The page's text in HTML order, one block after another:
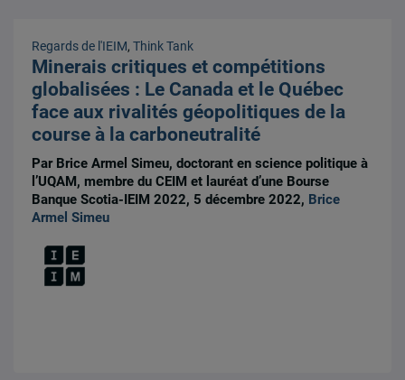
Regards de l'IEIM,Think Tank
Minerais critiques et compétitions
globalisées : Le Canada et le Québec
face aux rivalités géopolitiques de la
course à la carboneutralité
Par Brice Armel Simeu, doctorant en science politique à
l’UQAM, membre du CEIM et lauréat d’une Bourse
Banque Scotia-IEIM 2022, 5 décembre 2022, Brice
Armel Simeu